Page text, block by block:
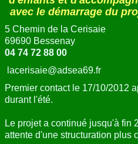
avec le démarrage du
5 Chemin de la Cerisaie
69690 Bessenay
04 74 72 88 00
lacerisaie@adsea69.fr
Premier contact le 17/10/2012
durant l'été.
Le projet a continué jusqu'à fin
attente d'une structuration plus